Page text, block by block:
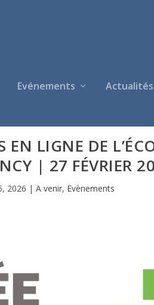
Evénements Actualités
EN LIGNE DE
| 27 FÉVRIER
2026 | A venir, Evènements